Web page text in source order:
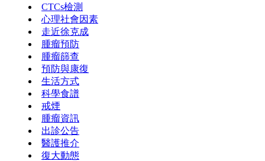
CTCs檢測
心理社會因素
走近徐克成
腫瘤預防
腫瘤篩查
預防與康復
生活方式
科學食譜
戒煙
腫瘤資訊
出診公告
醫護推介
復大動態